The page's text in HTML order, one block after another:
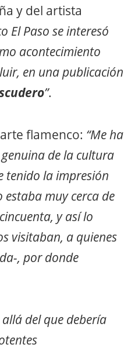
y del artista
El Paso se interesó
acontecimiento
en una publicación
”.
flamenco: “Me ha
de la cultura
tenido la impresión
estaba muy cerca de
y así lo
visitaban, a quienes
, por donde
del que debería